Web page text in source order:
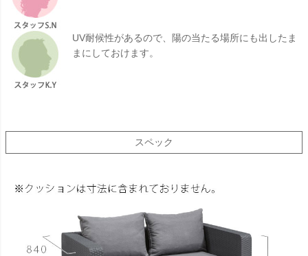
UV耐候性があるので、陽の当たる場所にも出したま
まにしておけます。
スペック